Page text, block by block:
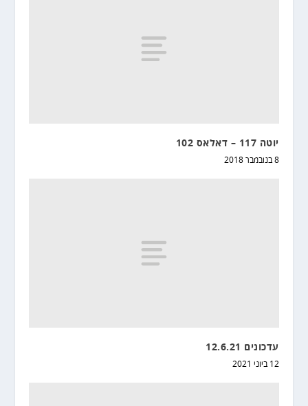
יוטה 117 – דאלאס 102
8 בנובמבר 2018
עדכונים 12.6.21
12 ביוני 2021